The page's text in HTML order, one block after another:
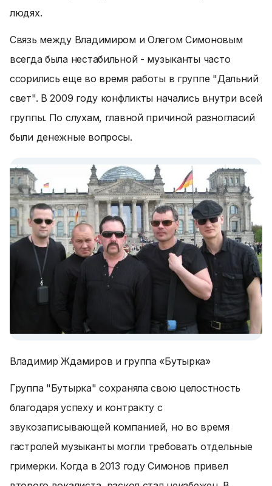
людях.
Связь между Владимиром и Олегом Симоновым
всегда была нестабильной - музыканты часто
ссорились еще во время работы в группе "Дальний
свет". В 2009 году конфликты начались внутри всей
группы. По слухам, главной причиной разногласий
были денежные вопросы.
Владимир Ждамиров и группа «Бутырка»
Группа "Бутырка" сохраняла свою целостность
благодаря успеху и контракту с
звукозаписывающей компанией, но во время
гастролей музыканты могли требовать отдельные
гримерки. Когда в 2013 году Симонов привел